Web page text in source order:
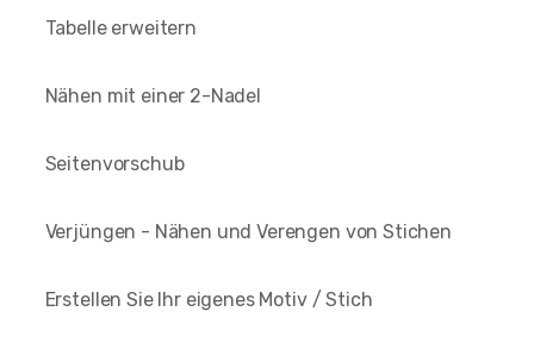
Tabelle erweitern
Nähen mit einer 2-Nadel
Seitenvorschub
Verjüngen - Nähen und Verengen von Stichen
Erstellen Sie Ihr eigenes Motiv / Stich